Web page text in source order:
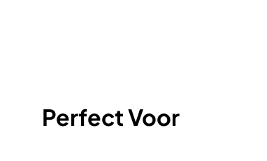
Perfect Voor